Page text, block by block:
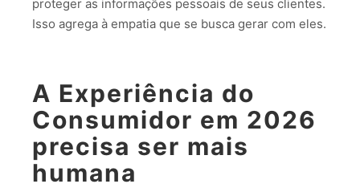
proteger as informações pessoais de seus clientes.
Isso agrega à empatia que se busca gerar com eles.
A Experiência do
Consumidor em 2026
precisa ser mais
humana